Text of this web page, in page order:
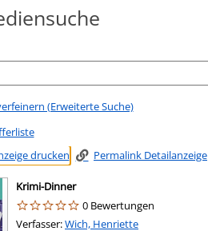
(Erweiterte Suche)
drucken
Permalink Detailanzeige
Krimi-Dinner
0 Bewertungen
Verfasser:Suche nach diesem Verfasser
Wich, Henriette